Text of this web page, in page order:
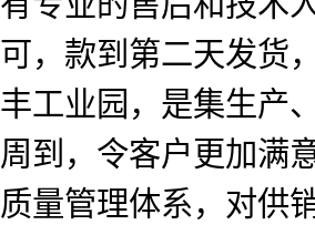
可，款到第二天发货
丰工业园，是集生产
周到，令客户更加满
质量管理体系，对供